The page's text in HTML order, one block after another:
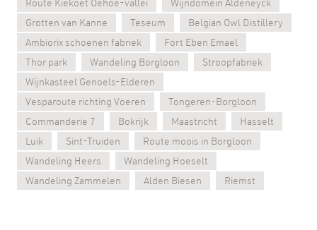
Route Kiekoet Oehoe-vallei
Wijndomein Aldeneyck
Grotten van Kanne
Teseum
Belgian Owl Distillery
Ambiorix schoenen fabriek
Fort Eben Emael
Thor park
Wandeling Borgloon
Stroopfabriek
Wijnkasteel Genoels-Elderen
Vesparoute richting Voeren
Tongeren-Borgloon
Commanderie 7
Bokrijk Maastricht
Hasselt
Luik
Sint-Truiden
Route moois in Borgloon
Wandeling Heers
Wandeling Hoeselt
Wandeling Zammelen
Alden Biesen Riemst